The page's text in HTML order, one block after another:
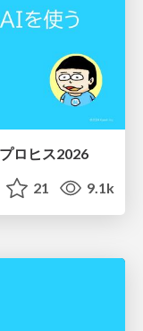
ロヒス2026
21 9.1k